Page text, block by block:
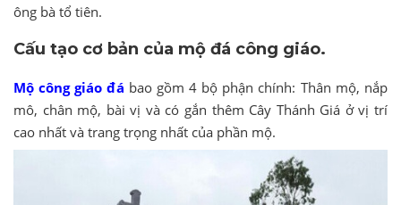
ông bà tổ tiên.
Cấu tạo cơ bản của mộ đá công giáo.
Mộ công giáo đá bao gồm 4 bộ phận chính: Thân mộ, nắp
mô, chân mộ, bài vị và có gắn thêm Cây Thánh Giá ở vị trí
cao nhất và trang trọng nhất của phần mộ.